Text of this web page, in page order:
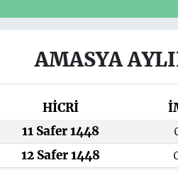
AMASYA
HİCRİ
11 Safer 1448
12 Safer 1448